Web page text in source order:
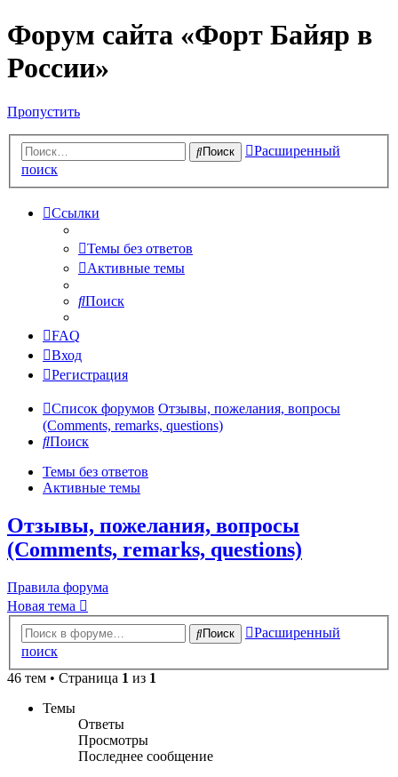
Форум сайта «Форт Байяр в
России»
Пропустить
Поиск
Расширенный
поиск
Ссылки
Темы без ответов
Активные темы
Поиск
FAQ
Вход
Регистрация
Список форумов Отзывы, пожелания, вопросы
(Comments, remarks, questions)
Поиск
Темы без ответов
Активные темы
Отзывы, пожелания, вопросы
(Comments, remarks, questions)
Правила форума
Новая тема
Поиск
Расширенный
поиск
46 тем • Страница 1 из 1
Темы
Ответы
Просмотры
Последнее сообщение